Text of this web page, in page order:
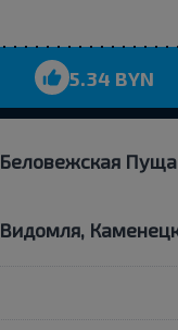
5.34 BYN
Беловежская Пуща